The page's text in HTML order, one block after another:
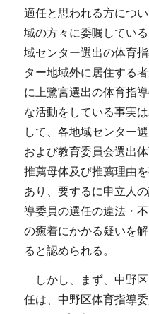
適任と思われる方につ
域の方々に委嘱してい
域センター選出の体育
ター地域外に居住する
に上鷺宮選出の体育指
な活動をしている事実
して、各地域センター
および教育委員会選出
推薦母体及び推薦理由
あり、要するに申立人
導委員の選任の違法・
の癒着にかかる疑いを
ると認められる。
しかし、まず、中野
任は、中野区体育指導